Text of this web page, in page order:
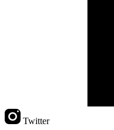
Twitter